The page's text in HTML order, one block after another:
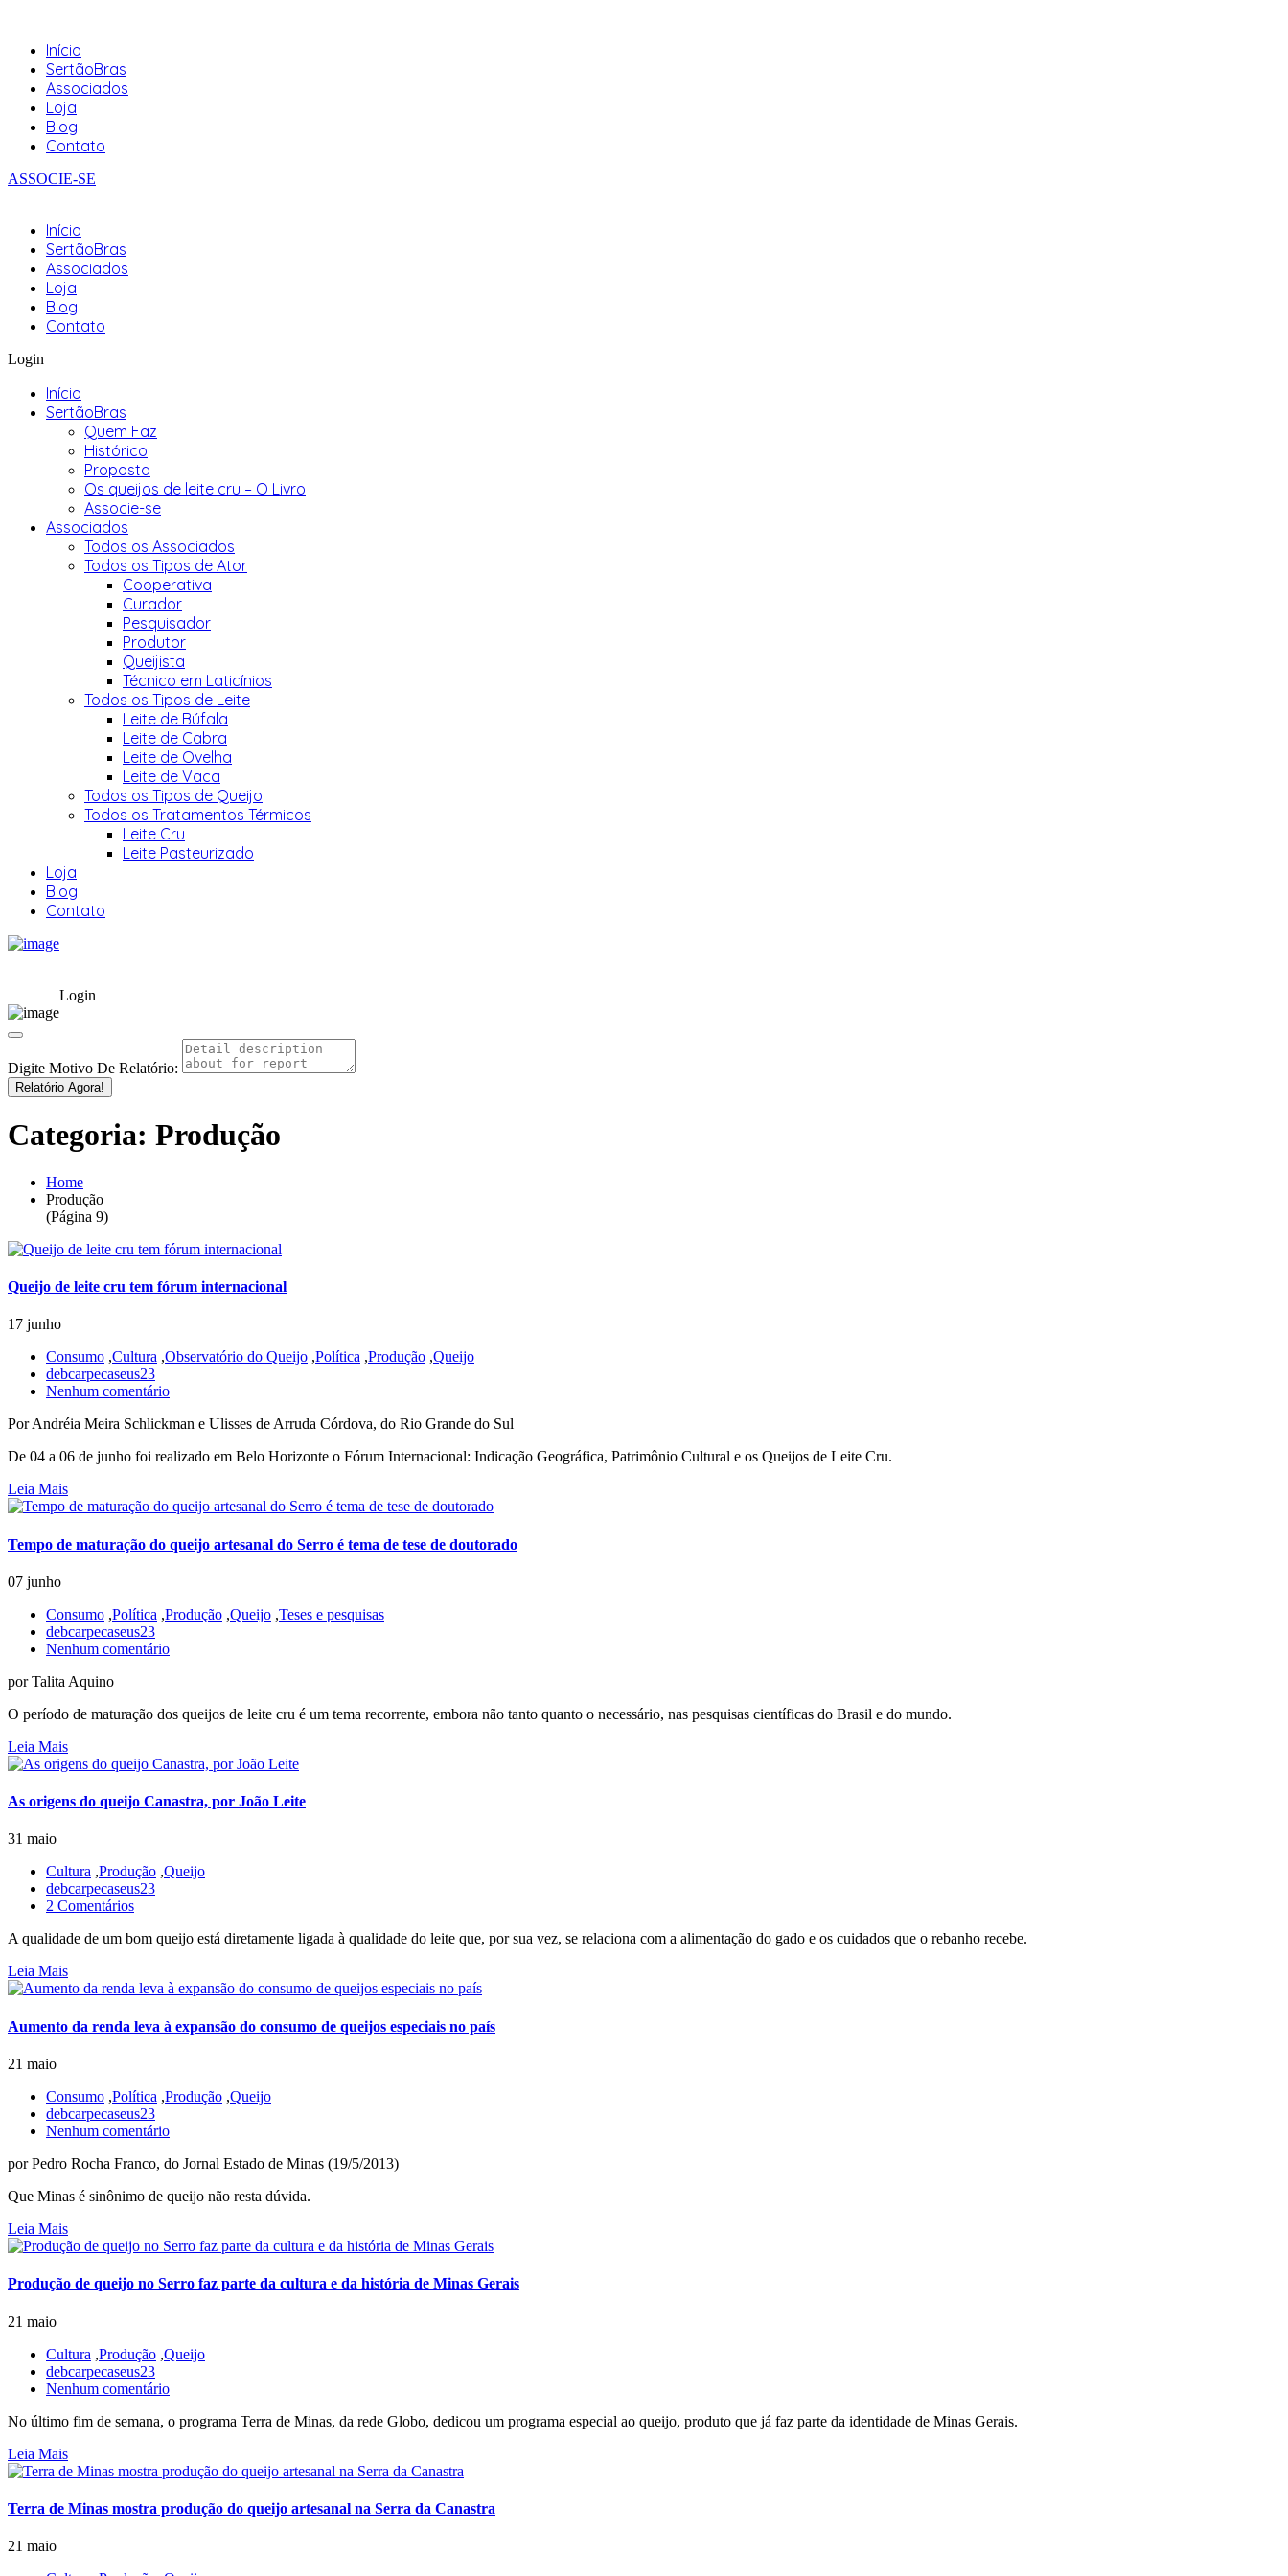
Início
SertãoBras
Associados
Loja
Blog
Contato
ASSOCIE-SE
Início
SertãoBras
Associados
Loja
Blog
Contato
Login
Início
SertãoBras
Quem Faz
Histórico
Proposta
Os queijos de leite cru – O Livro
Associe-se
Associados
Todos os Associados
Todos os Tipos de Ator
Cooperativa
Curador
Pesquisador
Produtor
Queijista
Técnico em Laticínios
Todos os Tipos de Leite
Leite de Búfala
Leite de Cabra
Leite de Ovelha
Leite de Vaca
Todos os Tipos de Queijo
Todos os Tratamentos Térmicos
Leite Cru
Leite Pasteurizado
Loja
Blog
Contato
Login
Digite Motivo De Relatório:
Relatório Agora!
Categoria: Produção
Home
Produção
(Página 9)
Queijo de leite cru tem fórum internacional
17 junho
Consumo ,Cultura ,Observatório do Queijo ,Política ,Produção ,Queijo
debcarpecaseus23
Nenhum comentário
Por Andréia Meira Schlickman e Ulisses de Arruda Córdova, do Rio Grande do Sul
De 04 a 06 de junho foi realizado em Belo Horizonte o Fórum Internacional: Indicação Geográfica, Patrimônio Cultural e os Queijos de Leite Cru.
Leia Mais
Tempo de maturação do queijo artesanal do Serro é tema de tese de doutorado
07 junho
Consumo ,Política ,Produção ,Queijo ,Teses e pesquisas
debcarpecaseus23
Nenhum comentário
por Talita Aquino
O período de maturação dos queijos de leite cru é um tema recorrente, embora não tanto quanto o necessário, nas pesquisas científicas do Brasil e do mundo.
Leia Mais
As origens do queijo Canastra, por João Leite
31 maio
Cultura ,Produção ,Queijo
debcarpecaseus23
2 Comentários
A qualidade de um bom queijo está diretamente ligada à qualidade do leite que, por sua vez, se relaciona com a alimentação do gado e os cuidados que o rebanho recebe.
Leia Mais
Aumento da renda leva à expansão do consumo de queijos especiais no país
21 maio
Consumo ,Política ,Produção ,Queijo
debcarpecaseus23
Nenhum comentário
por Pedro Rocha Franco, do Jornal Estado de Minas (19/5/2013)
Que Minas é sinônimo de queijo não resta dúvida.
Leia Mais
Produção de queijo no Serro faz parte da cultura e da história de Minas Gerais
21 maio
Cultura ,Produção ,Queijo
debcarpecaseus23
Nenhum comentário
No último fim de semana, o programa Terra de Minas, da rede Globo, dedicou um programa especial ao queijo, produto que já faz parte da identidade de Minas Gerais.
Leia Mais
Terra de Minas mostra produção do queijo artesanal na Serra da Canastra
21 maio